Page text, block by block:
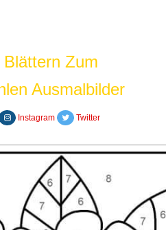
Zum
Ausmalbilder
Instagram Twitter